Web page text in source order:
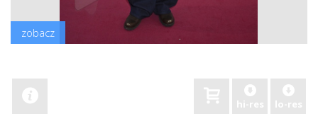
zobacz
hi-res lo-res